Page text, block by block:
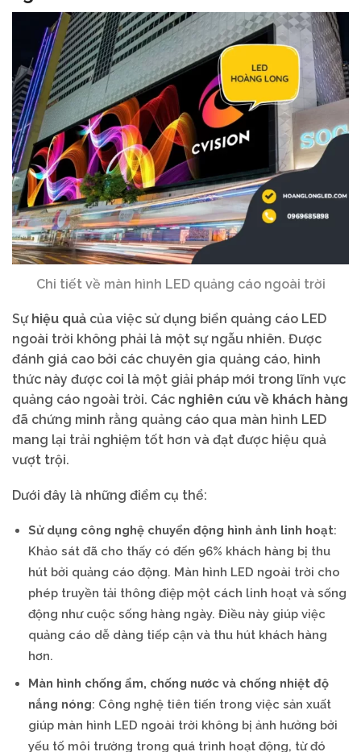
Chi tiết về màn hình LED quảng cáo ngoài trời
Sự hiệu quả của việc sử dụng biển quảng cáo LED
ngoài trời không phải là một sự ngẫu nhiên. Được
đánh giá cao bởi các chuyên gia quảng cáo, hình
thức này được coi là một giải pháp mới trong lĩnh vực
quảng cáo ngoài trời. Các nghiên cứu về khách hàng
đã chứng minh rằng quảng cáo qua màn hình LED
mang lại trải nghiệm tốt hơn và đạt được hiệu quả
vượt trội.
Dưới đây là những điểm cụ thể:
Sử dụng công nghệ chuyển động hình ảnh linh hoạt:
Khảo sát đã cho thấy có đến 96% khách hàng bị thu
hút bởi quảng cáo động. Màn hình LED ngoài trời cho
phép truyền tải thông điệp một cách linh hoạt và sống
động như cuộc sống hàng ngày. Điều này giúp việc
quảng cáo dễ dàng tiếp cận và thu hút khách hàng
hơn.
Màn hình chống ẩm, chống nước và chống nhiệt độ
nắng nóng: Công nghệ tiên tiến trong việc sản xuất
giúp màn hình LED ngoài trời không bị ảnh hưởng bởi
yếu tố môi trường trong quá trình hoạt động, từ đó